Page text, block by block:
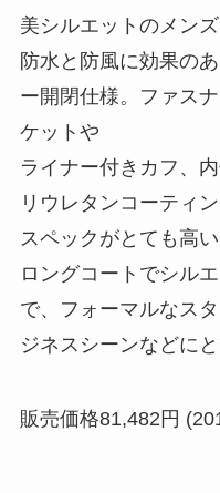
美シルエットのメンズ
防水と防風に効果の
ー開閉仕様。ファス
ケットや
ライナー付きカフ、
リウレタンコーティ
スペックがとても高い
ロングコートでシル
で、フォーマルなス
ジネスシーンなどに
販売価格81,482円